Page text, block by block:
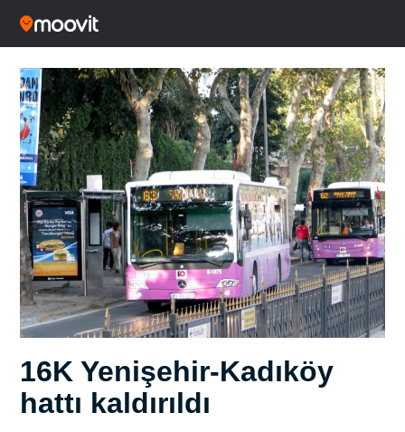
16K Yenişehir-Kadıköy
hattı kaldırıldı